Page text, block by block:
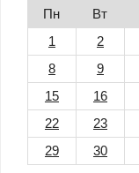
Пн
Вт
1
2
8
9
15
16
22
23
29
30